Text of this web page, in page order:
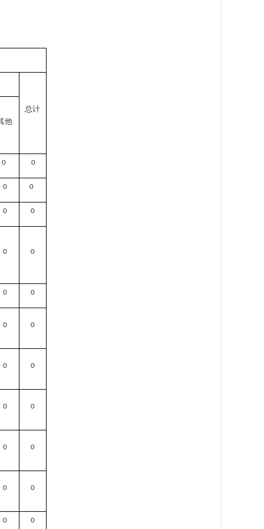
总计
他
0 0
0 0
0 0
0 0
0 0
0 0
0 0
0 0
0 0
0 0
0 0